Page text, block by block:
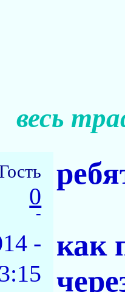
весь
0
-
- как